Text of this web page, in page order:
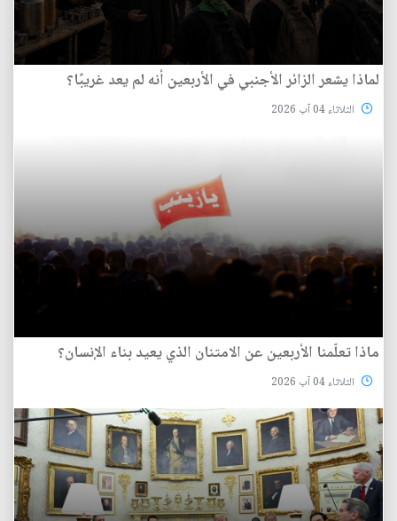
لماذا يشعر الزائر الأجنبي في الأربعين أنه لم يعد غريبًا؟
الثلاثاء 04 آب 2026
ماذا تعلّمنا الأربعين عن الامتنان الذي يعيد بناء الإنسان؟
الثلاثاء 04 آب 2026